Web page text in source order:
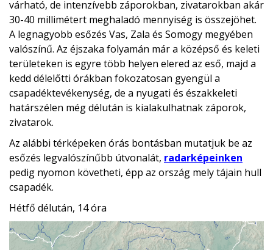
várható, de intenzívebb záporokban, zivatarokban akár
30-40 millimétert meghaladó mennyiség is összejöhet.
A legnagyobb esőzés Vas, Zala és Somogy megyében
valószínű. Az éjszaka folyamán már a középső és keleti
területeken is egyre több helyen elered az eső, majd a
kedd délelőtti órákban fokozatosan gyengül a
csapadéktevékenység, de a nyugati és északkeleti
határszélen még délután is kialakulhatnak záporok,
zivatarok.
Az alábbi térképeken órás bontásban mutatjuk be az
esőzés legvalószínűbb útvonalát, radarképeinken
pedig nyomon követheti, épp az ország mely tájain hull
csapadék.
Hétfő délután, 14 óra